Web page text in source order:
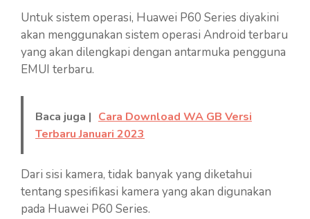
Untuk sistem operasi, Huawei P60 Series diyakini
akan menggunakan sistem operasi Android terbaru
yang akan dilengkapi dengan antarmuka pengguna
EMUI terbaru.
Baca juga | Cara Download WA GB Versi
Terbaru Januari 2023
Dari sisi kamera, tidak banyak yang diketahui
tentang spesifikasi kamera yang akan digunakan
pada Huawei P60 Series.